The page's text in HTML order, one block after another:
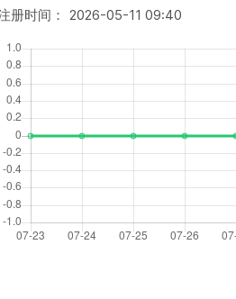
册时间： 2026-05-11 09:40